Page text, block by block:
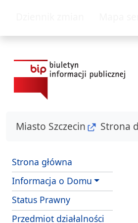
Miasto Szczecin Strona
Strona główna
Informacja o Domu
Status Prawny
Przedmiot działalności